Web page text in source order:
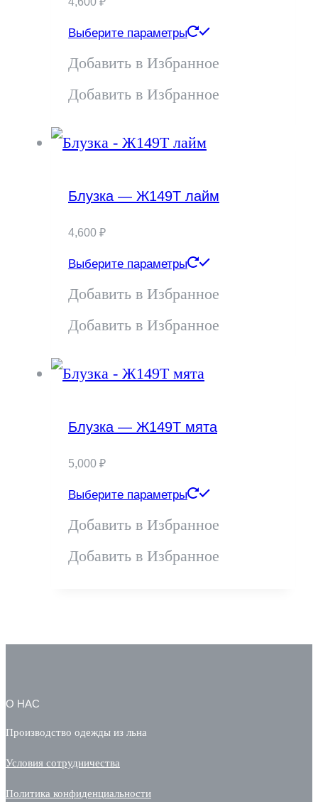
на
странице
товара.
Выберите параметры
Этот
товар
имеет
Добавить в Избранное
Добавить в Избранное
Блузка — Ж149Т лайм
4,600 ₽
Выберите параметры
Этот
товар
имеет
Добавить в Избранное
Добавить в Избранное
Блузка — Ж149Т мята
5,000 ₽
Выберите параметры
Этот
товар
имеет
Опции
Добавить в Избранное
Добавить в Избранное
О НАС
Производство одежды из льна
Условия сотрудничества
Политика конфиденциальности